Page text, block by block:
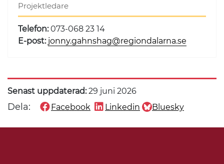
Projektledare
Telefon:073-068 23 14
E-post: jonny.gahnshag@regiondalarna.se
Senast uppdaterad:29 juni 2026
Dela: Dela denna sida på
Facebook
Dela denna sida på
Linkedin
Dela denna sida på
Bluesky